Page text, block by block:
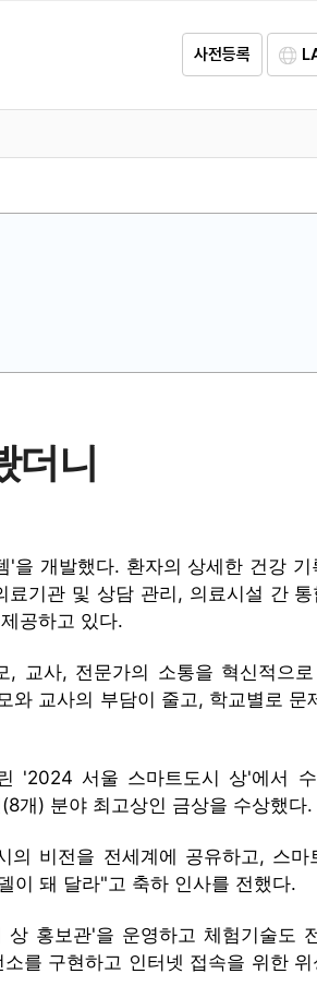
사전등록
더니
개발했다. 환자의 상세한 건강 기
기관 및 상담 관리, 의료시설 간
공하고 있다.
교사, 전문가의 소통을 혁신적으
교사의 부담이 줄고, 학교별로 문
'2024 서울 스마트도시 상'에서
개) 분야 최고상인 금상을 수상했다.
비전을 전세계에 공유하고, 스마
이 돼 달라"고 축하 인사를 전했다.
홍보관'을 운영하고 체험기술도
를 구현하고 인터넷 접속을 위한